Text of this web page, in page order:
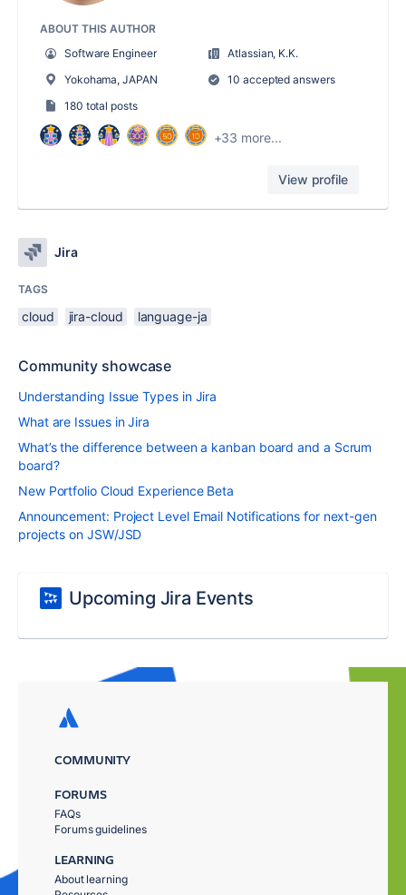
ABOUT THIS AUTHOR
Software Engineer
Atlassian, K.K.
Yokohama, JAPAN
10 accepted answers
180 total posts
+33 more...
View profile
Jira
TAGS
cloud jira-cloud language-ja
Community showcase
Understanding Issue Types in Jira
What are Issues in Jira
What’s the difference between a kanban board and a Scrum
board?
New Portfolio Cloud Experience Beta
Announcement: Project Level Email Notifications for next-gen
projects on JSW/JSD
Upcoming Jira Events
COMMUNITY
FORUMS
FAQs
Forums guidelines
LEARNING
About learning